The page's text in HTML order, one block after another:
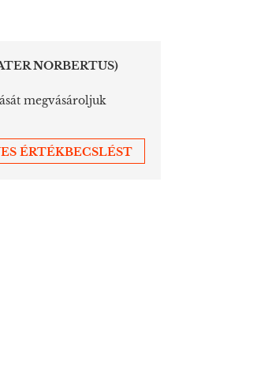
NORBERTUS)
megvásároljuk
ÉRTÉKBECSLÉST